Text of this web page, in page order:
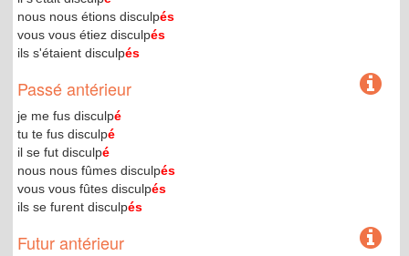
nous nous étions disculpés
vous vous étiez disculpés
ils s'étaient disculpés
Passé antérieur
je me fus disculpé
tu te fus disculpé
il se fut disculpé
nous nous fûmes disculpés
vous vous fûtes disculpés
ils se furent disculpés
Futur antérieur